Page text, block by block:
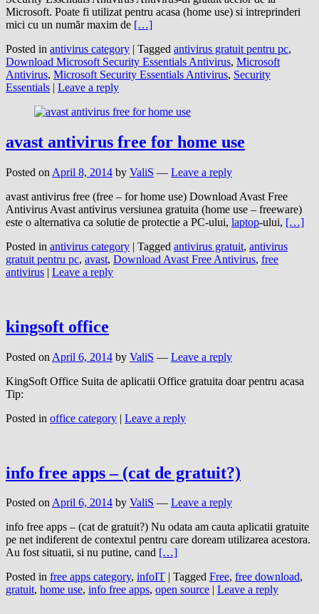
Microsoft. Poate fi utilizat pentru acasa (home use) si intreprinderi
mici cu un număr maxim de […]
Posted in antivirus category | Tagged antivirus gratuit pentru pc,
Download Microsoft Security Essentials Antivirus, Microsoft
Antivirus, Microsoft Security Essentials Antivirus, Security
Essentials | Leave a reply
avast antivirus free for home use
Posted on April 8, 2014 by ValiS — Leave a reply
avast antivirus free (free – for home use) Download Avast Free
Antivirus Avast antivirus versiunea gratuita (home use – freeware)
este o alternativa ca solutie de protectie a PC-ului, laptop-ului, […]
Posted in antivirus category | Tagged antivirus gratuit, antivirus
gratuit pentru pc, avast, Download Avast Free Antivirus, free
antivirus | Leave a reply
kingsoft office
Posted on April 6, 2014 by ValiS — Leave a reply
KingSoft Office Suita de aplicatii Office gratuita doar pentru acasa
Tip:
Posted in office category | Leave a reply
info free apps – (cat de gratuit?)
Posted onApril 6, 2014 by ValiS — Leave a reply
info free apps – (cat de gratuit?) Nu odata am cauta aplicatii gratuite
pe net indiferent de contextul pentru care doream utilizarea acestora.
Au fost situatii, si nu putine, cand […]
Posted in free apps category, infoIT | Tagged Free, free download,
gratuit, home use, info free apps, open source | Leave a reply